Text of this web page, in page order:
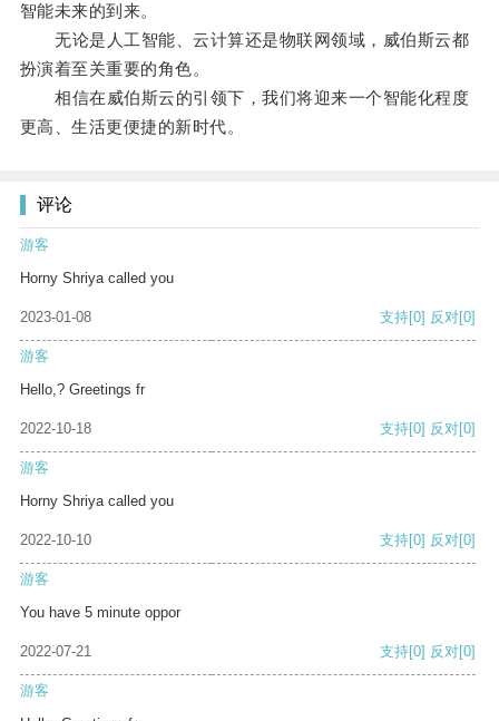
智能未来的到来。
无论是人工智能、云计算还是物联网领域，威伯斯云都
扮演着至关重要的角色。
相信在威伯斯云的引领下，我们将迎来一个智能化程度
更高、生活更便捷的新时代。
评论
游客
Horny Shriya called you
2023-01-08 支持[0] 反对[0]
游客
Hello,? Greetings fr
2022-10-18 支持[0] 反对[0]
游客
Horny Shriya called you
2022-10-10 支持[0] 反对[0]
游客
You have 5 minute oppor
2022-07-21 支持[0] 反对[0]
游客